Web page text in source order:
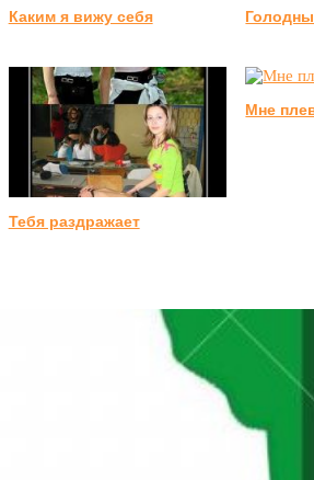
Каким я вижу себя
Тебя раздражает
Мне